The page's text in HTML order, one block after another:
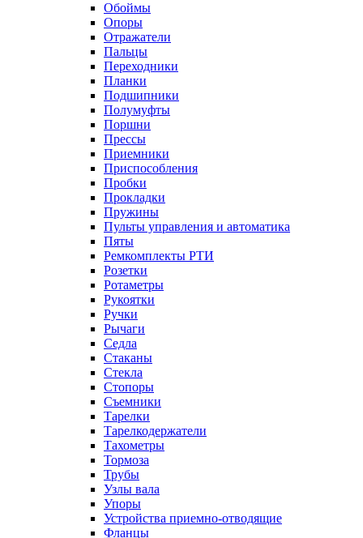
Обоймы
Опоры
Отражатели
Пальцы
Переходники
Планки
Подшипники
Полумуфты
Поршни
Прессы
Приемники
Приспособления
Пробки
Прокладки
Пружины
Пульты управления и автоматика
Пяты
Ремкомплекты РТИ
Розетки
Ротаметры
Рукоятки
Ручки
Рычаги
Седла
Стаканы
Стекла
Стопоры
Съемники
Тарелки
Тарелкодержатели
Тахометры
Тормоза
Трубы
Узлы вала
Упоры
Устройства приемно-отводящие
Фланцы